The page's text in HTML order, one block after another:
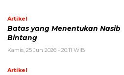
Artikel
Batas yang Menentukan Nasib
Bintang
Kamis, 25 Jun 2026 - 20:11 WIB
Artikel